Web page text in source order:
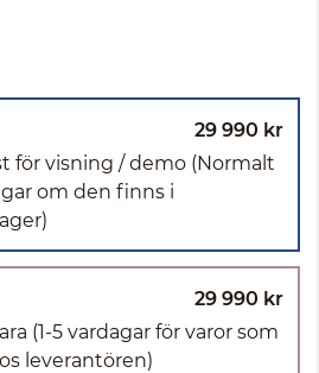
29 990 kr
för visning / demo (Normalt
om den finns i
29 990 kr
(1-5 vardagar för varor som
leverantören)